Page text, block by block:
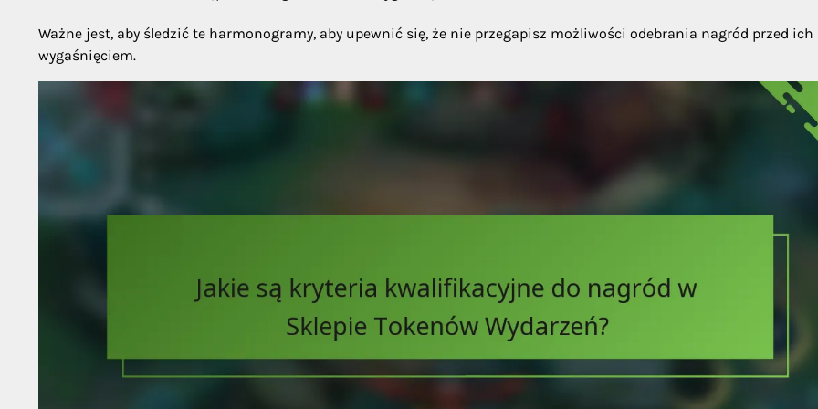
Ważne jest, aby śledzić te harmonogramy, aby upewnić się, że nie przegapisz możliwości odebrania nagród przed ich
wygaśnięciem.